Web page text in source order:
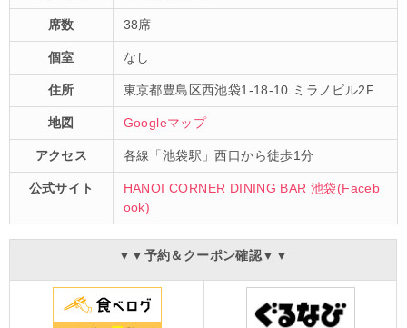
席数 38席
個室 なし
住所 東京都豊島区西池袋1-18-10 ミラノビル2F
地図 Googleマップ
アクセス 各線「池袋駅」西口から徒歩1分
公式サイト
HANOI CORNER DINING BAR 池袋(Faceb
ook)
▼▼予約＆クーポン確認▼▼